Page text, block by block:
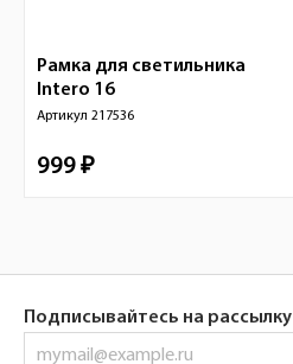
Рамка для светильника
Intero 16
Артикул 217536
999 ₽
Подписывайтесь на рассылку